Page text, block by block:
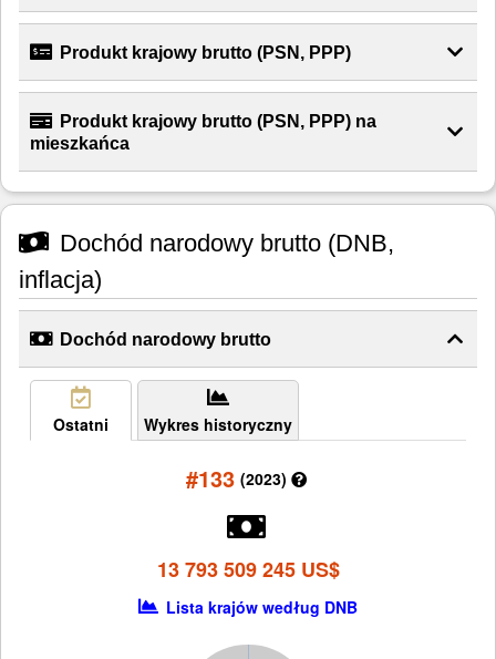
Produkt krajowy brutto (PSN, PPP)
Produkt krajowy brutto (PSN, PPP) na
mieszkańca
Dochód narodowy brutto (DNB,
inflacja)
Dochód narodowy brutto
Ostatni Wykres historyczny
#133 (2023)
13 793 509 245 US$
Lista krajów według DNB